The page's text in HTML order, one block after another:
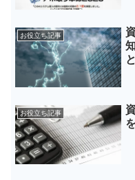
お役立ち記事
お役立ち記事